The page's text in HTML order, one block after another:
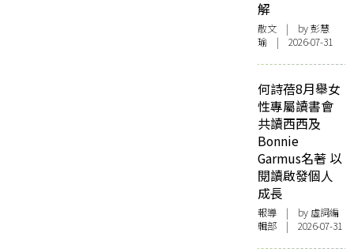
解
散文 | by 彭慧
瑜 | 2026-07-31
何詩蓓8月舉女
性專屬讀書會
共讀西西及
Bonnie
Garmus名著 以
閱讀啟發個人
成長
報導 | by 虛詞編
輯部 | 2026-07-31